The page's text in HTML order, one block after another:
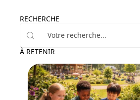
RECHERCHE
À RETENIR